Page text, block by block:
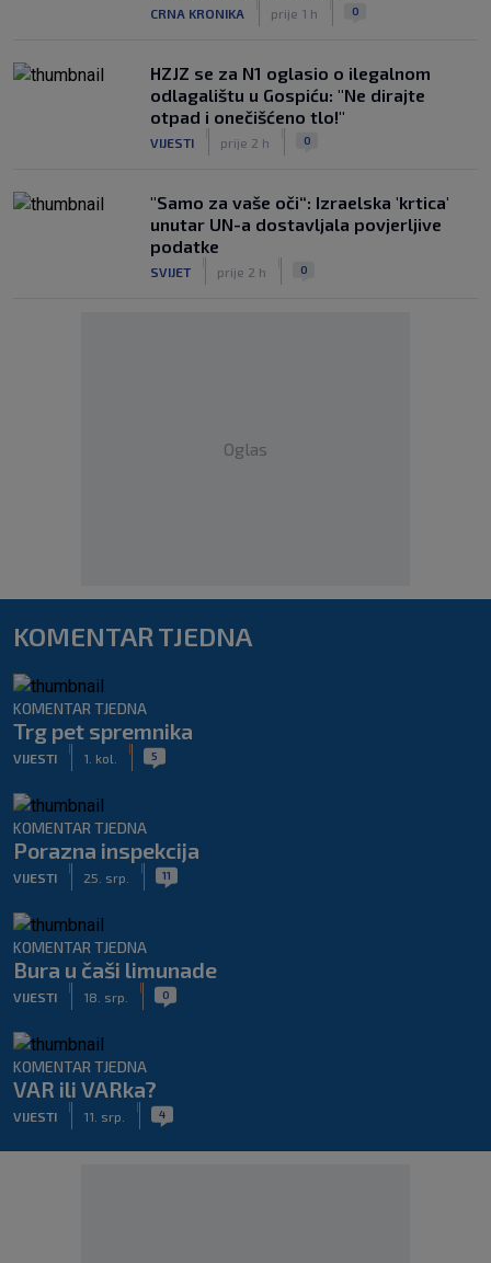
CRNA KRONIKA prije 1 h 0
HZJZ se za N1 oglasio o ilegalnom
odlagalištu u Gospiću: "Ne dirajte
otpad i onečišćeno tlo!"
VIJESTI prije 2 h 0
"Samo za vaše oči“: Izraelska 'krtica'
unutar UN-a dostavljala povjerljive
podatke
SVIJET prije 2 h 0
Oglas
KOMENTAR TJEDNA
KOMENTAR TJEDNA
Trg pet spremnika
VIJESTI 1. kol. 5
KOMENTAR TJEDNA
Porazna inspekcija
VIJESTI 25. srp. 11
KOMENTAR TJEDNA
Bura u čaši limunade
VIJESTI 18. srp. 0
KOMENTAR TJEDNA
VAR ili VARka?
VIJESTI 11. srp. 4